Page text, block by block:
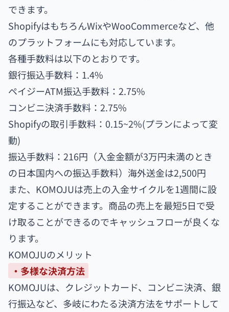
できます。
ShopifyはもちろんWixやWooCommerceなど、他
のプラットフォームにも対応しています。
各種手数料は以下のとおりです。
銀行振込手数料：1.4%
ペイジーATM振込手数料：2.75%
コンビニ決済手数料：2.75%
Shopifyの取引手数料：0.15~2%(プランによって変
動)
振込手数料：216円（入金金額が3万円未満のとき
の日本国内への振込手数料）海外送金は2,500円
また、KOMOJUは売上の入金サイクルを1週間に設
定することができます。商品の売上を最短5日で受
け取ることができるのでキャッシュフローが良くな
ります。
KOMOJUのメリット
・多様な決済方法
KOMOJUは、クレジットカード、コンビニ決済、銀
行振込など、多岐にわたる決済方法をサポートして